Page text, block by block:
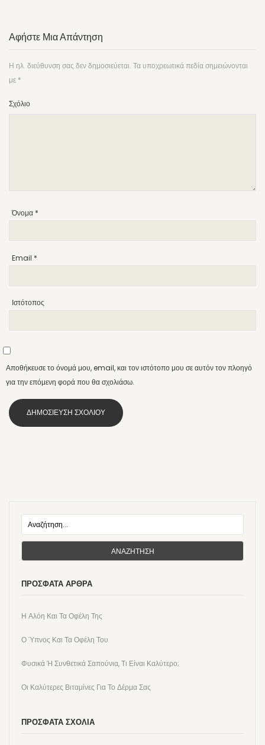
Αφήστε Μια Απάντηση
Η ηλ. διεύθυνση σας δεν δημοσιεύεται. Τα υποχρεωτικά πεδία σημειώνονται
με *
Σχόλιο
Όνομα *
Email *
Ιστότοπος
Αποθήκευσε το όνομά μου, email, και τον ιστότοπο μου σε αυτόν τον πλοηγό
για την επόμενη φορά που θα σχολιάσω.
ΑΝΑΖΉΤΗΣΗ
ΠΡΌΣΦΑΤΑ ΆΡΘΡΑ
Η Αλόη Και Τα Οφέλη Της
Ο Ύπνος Και Τα Οφέλη Του
Φυσικά Ή Συνθετικά Σαπούνια, Τι Είναι Καλύτερο;
Οι Καλύτερες Βιταμίνες Για Το Δέρμα Σας
ΠΡΌΣΦΑΤΑ ΣΧΌΛΙΑ